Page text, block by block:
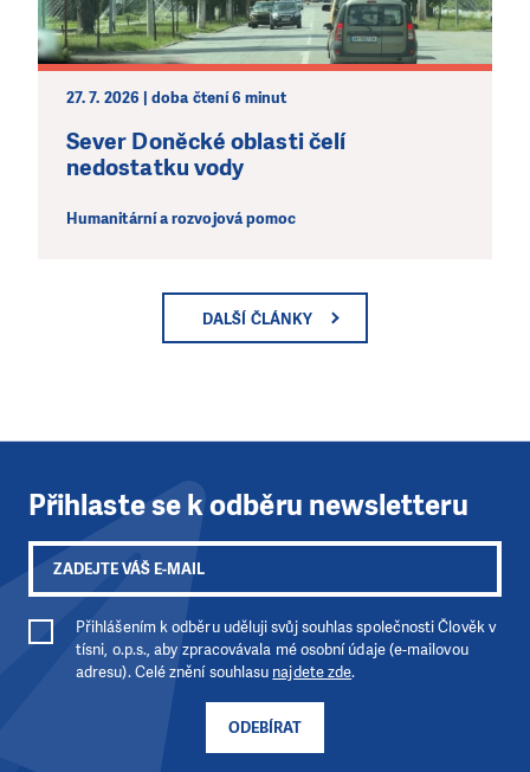
27. 7. 2026 | doba čtení 6 minut
Sever Doněcké oblasti čelí
nedostatku vody
Humanitární a rozvojová pomoc
DALŠÍ ČLÁNKY
Přihlaste se k odběru newsletteru
ODEBÍRAT
Přihlášením k odběru uděluji svůj souhlas společnosti Člověk v
tísni, o.p.s., aby zpracovávala mé osobní údaje (e-mailovou
adresu). Celé znění souhlasu najdete zde.